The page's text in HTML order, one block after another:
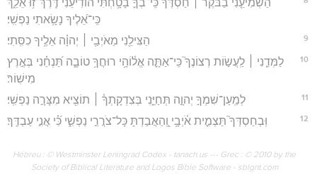
הַשְׁמִ֘יעֵ֤נִי בַבֹּ֨קֶר ׀ חַסְדֶּךָ֮ כִּֽי־בְךָ֪ בָ֫טָ֥חְתִּי הוֹדִיעֵ֗נִי דֶּֽרֶךְ־ז֥וּ אֵלֵ֑ךְ
כִּֽי־אֵ֝לֶיךָ נָשָׂ֥אתִי נַפְשִֽׁי׃
9 הַצִּילֵ֖נִי מֵאֹיְבַ֥י ׀ יְהוָ֗ה אֵלֶ֥יךָ כִסִּֽתִי׃
10
לַמְּדֵ֤נִי ׀ לַֽעֲשׂ֣וֹת רְצוֹנֶךָ֮ כִּֽי־אַתָּ֪ה אֱל֫וֹהָ֥י רוּחֲךָ֥ טוֹבָ֑ה תַּ֝נְחֵ֗נִי בְּאֶ֣רֶץ
מִישֽׁוֹר׃
11 לְמַֽעַן־שִׁמְךָ֣ יְהוָ֣ה תְּחַיֵּ֑נִי בְּצִדְקָתְךָ֓ ׀ תוֹצִ֖יא מִצָּרָ֣ה נַפְשִֽׁי׃
12 וּֽבְחַסְדְּךָ֮ תַּצְמִ֪ית אֹ֫יְבָ֥י וְֽ֭הַאֲבַדְתָּ כָּל־צֹרֲרֵ֣י נַפְשִׁ֑י כִּ֝֗י אֲנִ֣י עַבְדֶּֽךָ׃
Hébreu : © Westminster Leningrad Codex - tanach.us --- Grec : © 2010 by the
Society of Biblical Literature and Logos Bible Software - sblgnt.com